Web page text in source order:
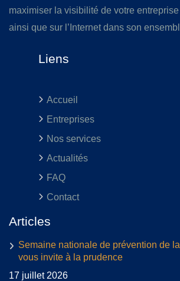
maximiser la visibilité de votre
ainsi que sur l’Internet dans son
Liens
Accueil
Entreprises
Nos services
Actualités
FAQ
Contact
Articles
Semaine nationale de prévention de
vous invite à la prudence
17 juillet 2026